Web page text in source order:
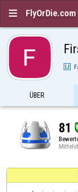
 FlyOrDie.com
ÜBER
81